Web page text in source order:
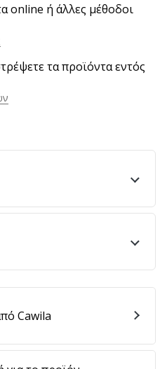
online ή άλλες μέθοδοι
τα προϊόντα εντός
Cawila